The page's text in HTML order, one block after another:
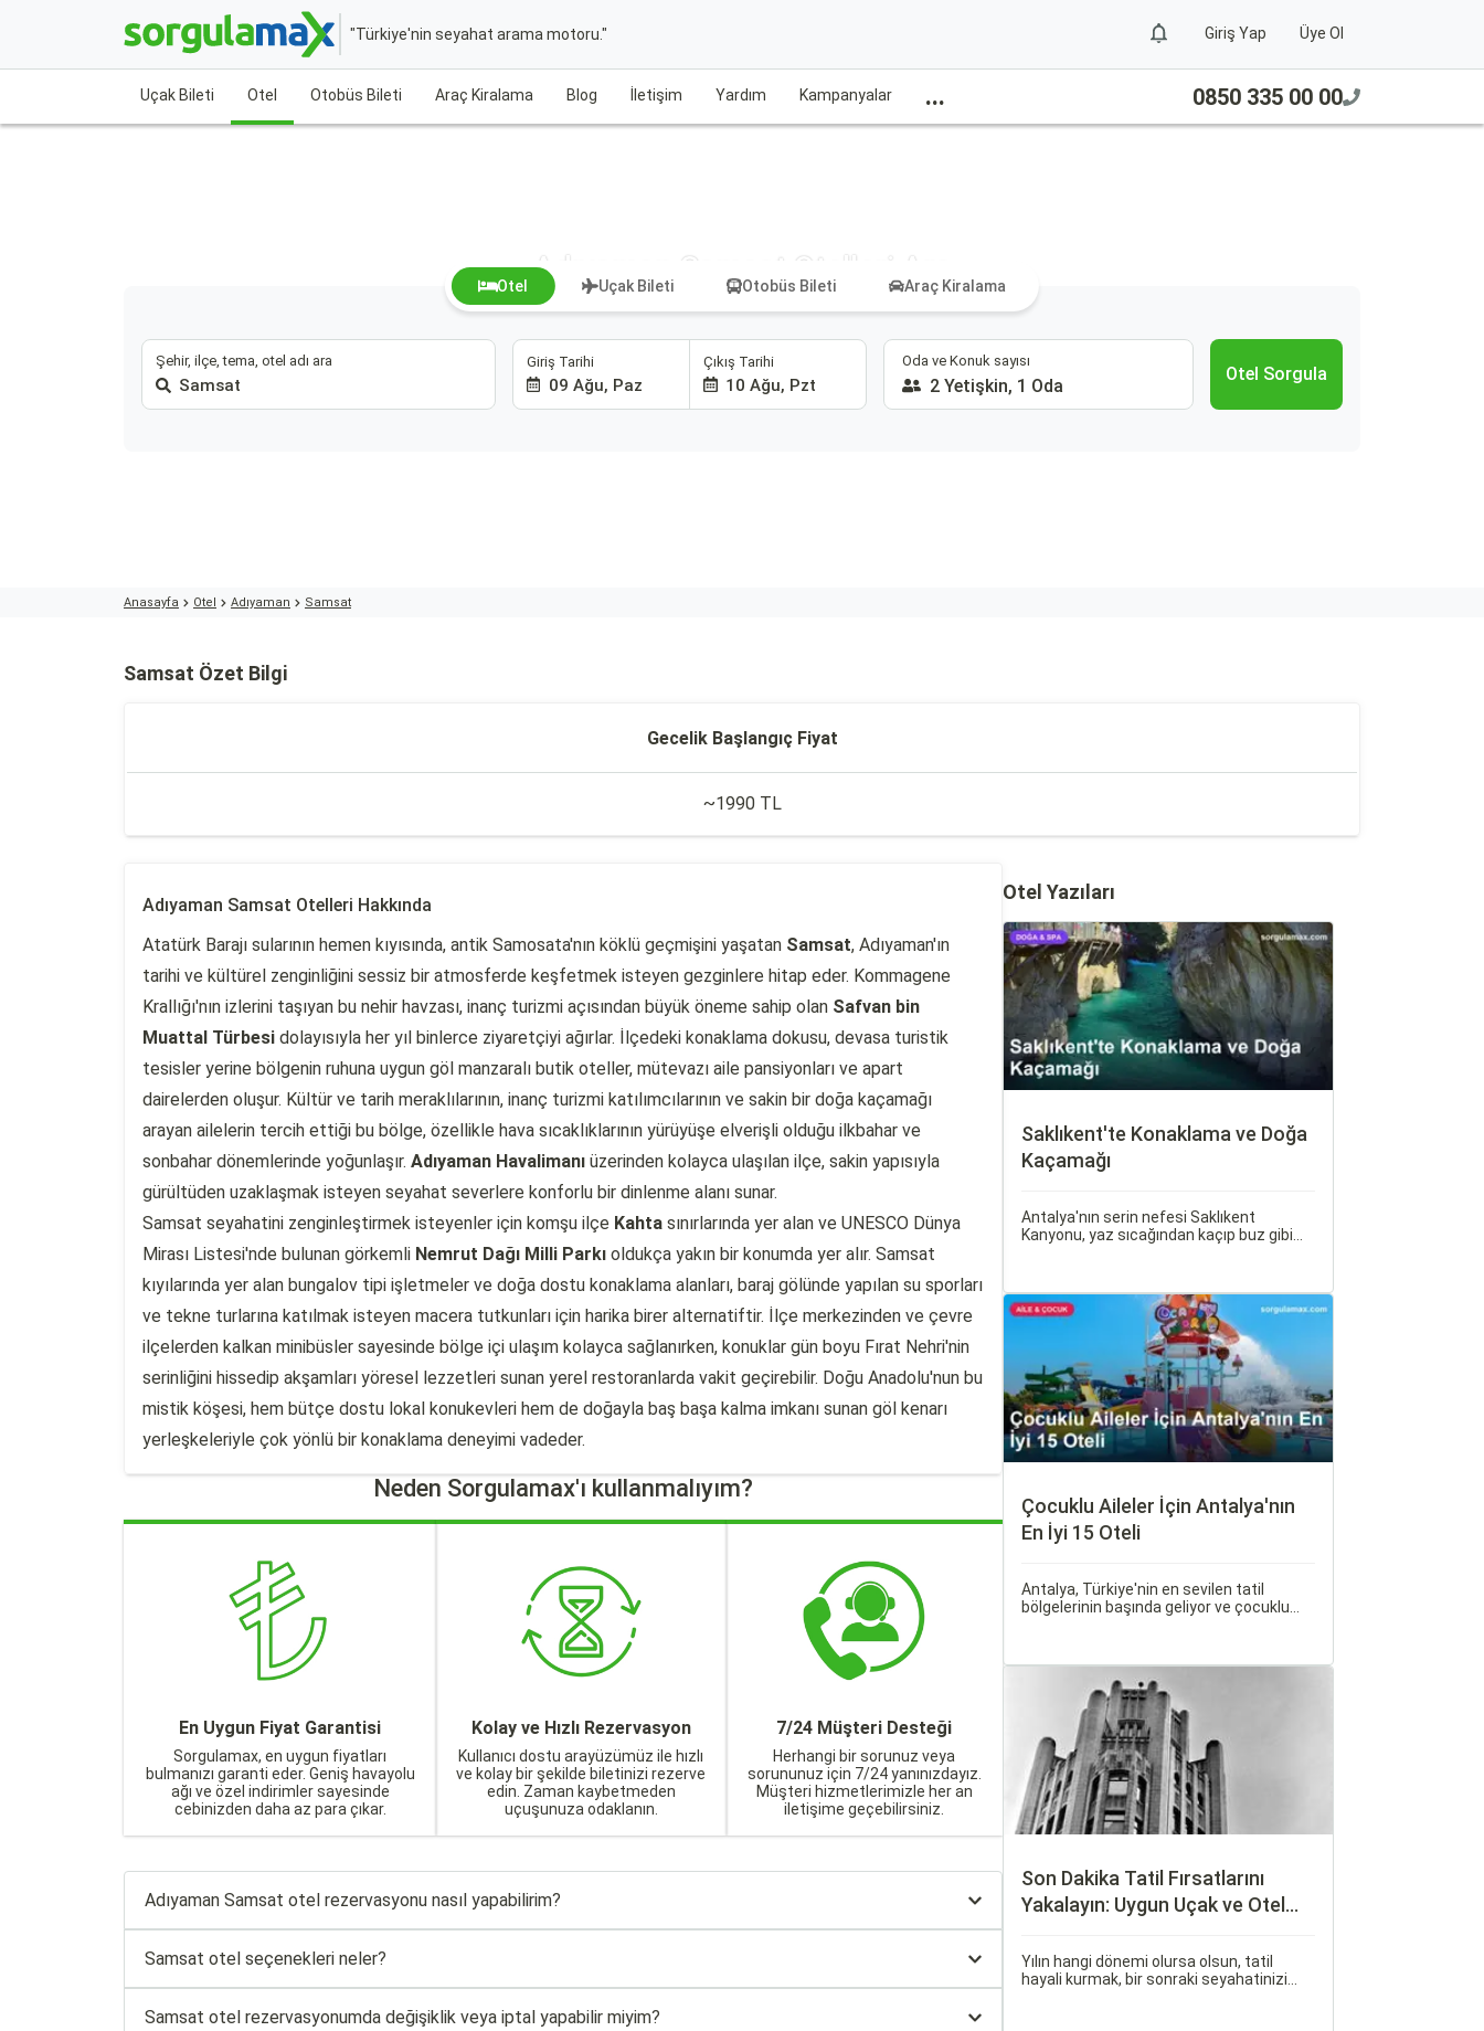
"Türkiye'nin seyahat arama motoru." Giriş Yap Üye Ol
Uçak Bileti Otel Otobüs Bileti Araç Kiralama Blog İletişim Yardım Kampanyalar ... 0850 335 00 00
Adıyaman Samsat Otelleri Ara
Otel Uçak Bileti Otobüs Bileti Araç Kiralama
Şehir, ilçe, tema, otel adı ara Giriş Tarihi
09 Ağu, Paz
Çıkış Tarihi
10 Ağu, Pzt
Oda ve Konuk sayısı
2 Yetişkin, 1 Oda
Otel Sorgula
Anasayfa Otel Adıyaman Samsat
Samsat Özet Bilgi
Gecelik Başlangıç Fiyat
~1990 TL
Adıyaman Samsat Otelleri Hakkında
Atatürk Barajı sularının hemen kıyısında, antik Samosata'nın köklü geçmişini yaşatan Samsat, Adıyaman'ın
tarihi ve kültürel zenginliğini sessiz bir atmosferde keşfetmek isteyen gezginlere hitap eder. Kommagene
Krallığı'nın izlerini taşıyan bu nehir havzası, inanç turizmi açısından büyük öneme sahip olan Safvan bin
Muattal Türbesi dolayısıyla her yıl binlerce ziyaretçiyi ağırlar. İlçedeki konaklama dokusu, devasa turistik
tesisler yerine bölgenin ruhuna uygun göl manzaralı butik oteller, mütevazı aile pansiyonları ve apart
dairelerden oluşur. Kültür ve tarih meraklılarının, inanç turizmi katılımcılarının ve sakin bir doğa kaçamağı
arayan ailelerin tercih ettiği bu bölge, özellikle hava sıcaklıklarının yürüyüşe elverişli olduğu ilkbahar ve
sonbahar dönemlerinde yoğunlaşır. Adıyaman Havalimanı üzerinden kolayca ulaşılan ilçe, sakin yapısıyla
gürültüden uzaklaşmak isteyen seyahat severlere konforlu bir dinlenme alanı sunar.
Samsat seyahatini zenginleştirmek isteyenler için komşu ilçe Kahta sınırlarında yer alan ve UNESCO Dünya
Mirası Listesi'nde bulunan görkemli Nemrut Dağı Milli Parkı oldukça yakın bir konumda yer alır. Samsat
kıyılarında yer alan bungalov tipi işletmeler ve doğa dostu konaklama alanları, baraj gölünde yapılan su sporları
ve tekne turlarına katılmak isteyen macera tutkunları için harika birer alternatiftir. İlçe merkezinden ve çevre
ilçelerden kalkan minibüsler sayesinde bölge içi ulaşım kolayca sağlanırken, konuklar gün boyu Fırat Nehri'nin
serinliğini hissedip akşamları yöresel lezzetleri sunan yerel restoranlarda vakit geçirebilir. Doğu Anadolu'nun bu
mistik köşesi, hem bütçe dostu lokal konukevleri hem de doğayla baş başa kalma imkanı sunan göl kenarı
yerleşkeleriyle çok yönlü bir konaklama deneyimi vadeder.
Neden Sorgulamax'ı kullanmalıyım?
En Uygun Fiyat Garantisi
Sorgulamax, en uygun fiyatları
bulmanızı garanti eder. Geniş havayolu
ağı ve özel indirimler sayesinde
cebinizden daha az para çıkar.
Kolay ve Hızlı Rezervasyon
Kullanıcı dostu arayüzümüz ile hızlı
ve kolay bir şekilde biletinizi rezerve
edin. Zaman kaybetmeden
uçuşunuza odaklanın.
7/24 Müşteri Desteği
Herhangi bir sorunuz veya
sorununuz için 7/24 yanınızdayız.
Müşteri hizmetlerimizle her an
iletişime geçebilirsiniz.
Adıyaman Samsat otel rezervasyonu nasıl yapabilirim?
Samsat otel seçenekleri neler?
Samsat otel rezervasyonumda değişiklik veya iptal yapabilir miyim?
Otel Yazıları
Saklıkent'te Konaklama ve Doğa
Kaçamağı
Antalya'nın serin nefesi Saklıkent
Kanyonu, yaz sıcağından kaçıp buz gibi
kaya duvarları arasından akan dağ suyu,
gölgeli yürüyüş patikaları ve adrenalin
dolu aktiviteleriyle tam bir doğa kaçamağı
Çocuklu Aileler İçin Antalya'nın
En İyi 15 Oteli
Antalya, Türkiye'nin en sevilen tatil
bölgelerinin başında geliyor ve çocuklu
geçirmenizi sağlayacak en iyi antalya
çocuklu aile oteli seçeneklerini bir araya
Son Dakika Tatil Fırsatlarını
Yakalayın: Uygun Uçak ve Otel
Yılın hangi dönemi olursa olsun, tatil
hayali kurmak, bir sonraki seyahatinizi